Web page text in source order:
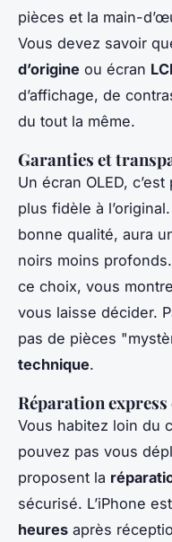
pièces et la main-
Vous devez savoir
d’origine ou écran
d’affichage, de
du tout la même.
Garanties et
Un écran OLED,
plus fidèle à
bonne qualité, aura
noirs moins
ce choix, vous
vous laisse décider.
pas de pièces
technique.
Réparation express
Vous habitez loin du
pouvez pas vous
proposent la
sécurisé. L’iPhone
heures après